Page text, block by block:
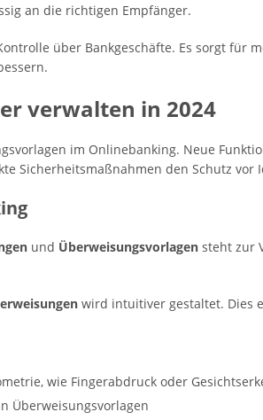
an die richtigen Empfänger.
über Bankgeschäfte. Es sorgt für
verwalten in 2024
im Onlinebanking. Neue
Sicherheitsmaßnahmen den Schutz
und Überweisungsvorlagen steht zur
wird intuitiver gestaltet. Dies
wie Fingerabdruck oder
Überweisungsvorlagen